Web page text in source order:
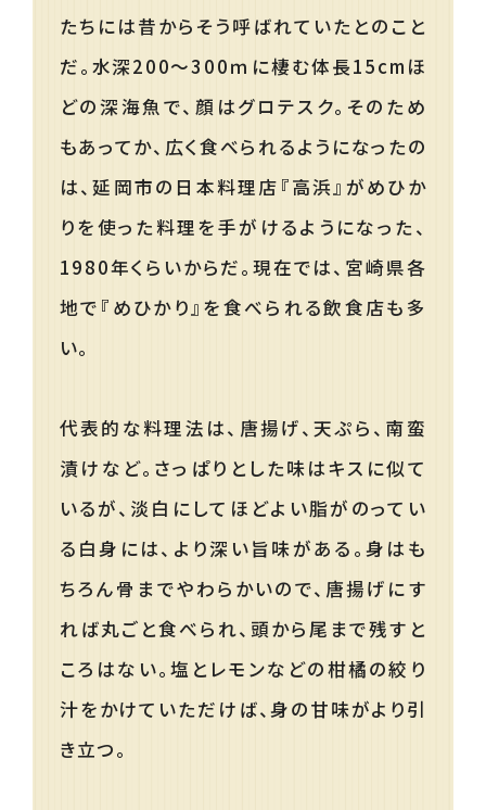
たちには昔からそう呼ばれていたとのこと
だ。水深200～300ｍに棲む体長15cmほ
どの深海魚で、顔はグロテスク。そのため
もあってか、広く食べられるようになったの
は、延岡市の日本料理店『高浜』がめひか
りを使った料理を手がけるようになった、
1980年くらいからだ。現在では、宮崎県各
地で『めひかり』を食べられる飲食店も多
い。
代表的な料理法は、唐揚げ、天ぷら、南蛮
漬けなど。さっぱりとした味はキスに似て
いるが、淡白にしてほどよい脂がのってい
る白身には、より深い旨味がある。身はも
ちろん骨までやわらかいので、唐揚げにす
れば丸ごと食べられ、頭から尾まで残すと
ころはない。塩とレモンなどの柑橘の絞り
汁をかけていただけば、身の甘味がより引
き立つ。